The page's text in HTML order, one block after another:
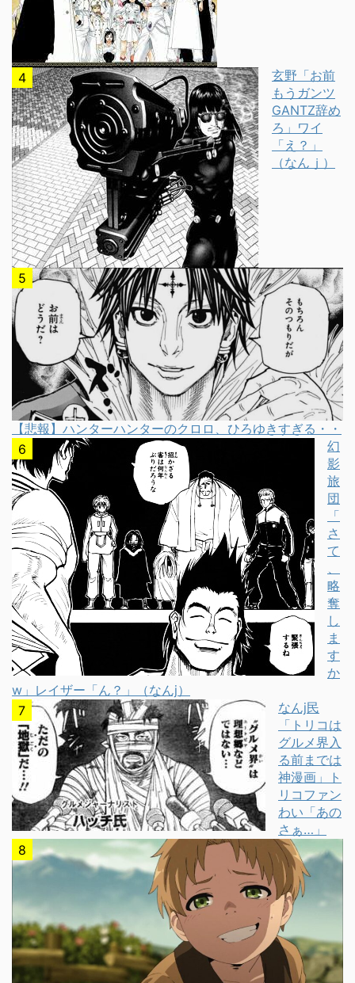
玄野「お前
もうガンツ
GANTZ辞め
ろ」ワイ
「え？」
（なんｊ）
【悲報】ハンターハンターのクロロ、ひろゆきすぎる・・
幻
影
旅
団
「
さ
て
、
略
奪
し
ま
す
か
w」レイザー「ん？」（なんj）
なんj民
「トリコは
グルメ界入
る前までは
神漫画」ト
リコファン
わい「あの
さぁ…」